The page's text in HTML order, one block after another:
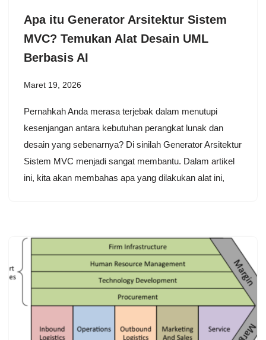
Apa itu Generator Arsitektur Sistem
MVC? Temukan Alat Desain UML
Berbasis AI
Maret 19, 2026
Pernahkah Anda merasa terjebak dalam menutupi
kesenjangan antara kebutuhan perangkat lunak dan
desain yang sebenarnya? Di sinilah Generator Arsitektur
Sistem MVC menjadi sangat membantu. Dalam artikel
ini, kita akan membahas apa yang dilakukan alat ini,